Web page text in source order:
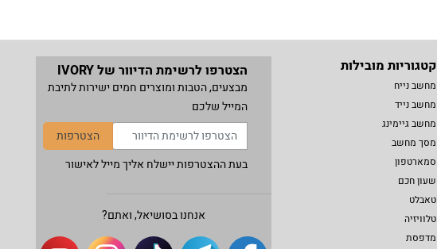
קטגוריות מובילות
מחשב נייח
מחשב נייד
מחשב גיימינג
מסך מחשב
סמארטפון
שעון חכם
טאבלט
טלוויזיה
מדפסת
הצטרפו לרשימת הדיוור של IVORY
מבצעים, הטבות ומוצרים חמים ישירות לתיבת
המייל שלכם
הצטרפות
בעת ההצטרפות יישלח אליך מייל לאישור
אנחנו בסושיאל, ואתם?